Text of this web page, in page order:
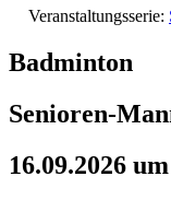
Veranstaltungsserie:
Badminton
Senioren-
16.09.2026